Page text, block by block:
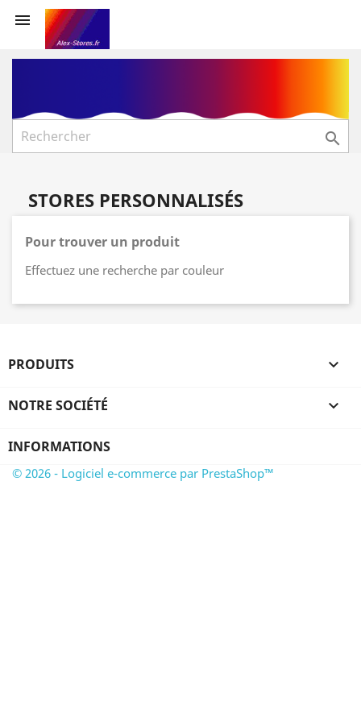


STORES PERSONNALISÉS
Pour trouver un produit
Effectuez une recherche par couleur
PRODUITS 
NOTRE SOCIÉTÉ 
INFORMATIONS
© 2026 - Logiciel e-commerce par PrestaShop™